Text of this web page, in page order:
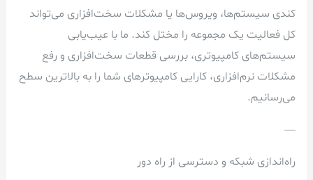
کندی سیستم‌ها، ویروس‌ها یا مشکلات سخت‌افزاری می‌تواند
کل فعالیت یک مجموعه را مختل کند. ما با عیب‌یابی
سیستم‌های کامپیوتری، بررسی قطعات سخت‌افزاری و رفع
مشکلات نرم‌افزاری، کارایی کامپیوترهای شما را به بالاترین سطح
می‌رسانیم.
—
راه‌اندازی شبکه و دسترسی از راه دور